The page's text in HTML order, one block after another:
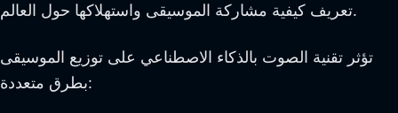
تعريف كيفية مشاركة الموسيقى واستهلاكها حول العالم.
تؤثر تقنية الصوت بالذكاء الاصطناعي على توزيع الموسيقى
بطرق متعددة: